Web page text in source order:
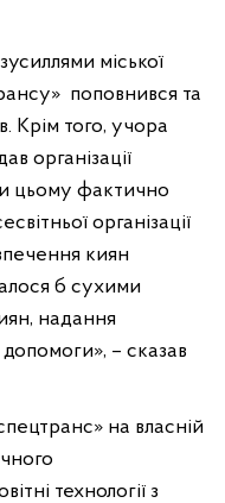
міської
поповнився та
Крім того, учора
організації
цьому фактично
організації
киян
б сухими
надання
– сказав
на власній
технології з